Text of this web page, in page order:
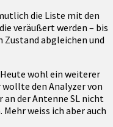
die Liste mit den
veräußert werden – bis
abgleichen und
wohl ein weiterer
den Analyzer von
an der Antenne SL nicht
weiss ich aber auch